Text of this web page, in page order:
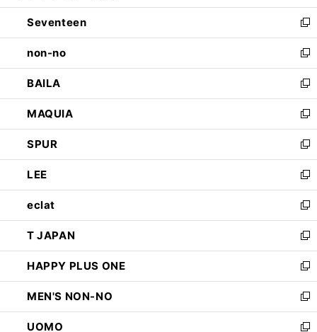
開
く
ウ
で
開
く
ン
ド
ウ
で
開
く
Seventeen
新
し
い
ウ
ィ
ン
ド
ウ
で
開
く
non-no
新
し
い
ウ
ィ
ン
ド
ウ
で
開
く
BAILA
新
し
い
ウ
ィ
ン
ド
ウ
で
開
く
MAQUIA
新
し
い
ウ
ィ
ン
ド
ウ
で
開
く
SPUR
新
し
い
ウ
ィ
ン
ド
ウ
で
開
く
LEE
新
し
い
ウ
ィ
ン
ド
ウ
で
開
く
eclat
新
し
い
ウ
ィ
ン
ド
ウ
で
T JAPAN
新
し
い
ウ
ィ
ン
ド
HAPPY PLUS ONE
新
し
い
ウ
ィ
MEN'S NON-NO
新
し
い
UOMO